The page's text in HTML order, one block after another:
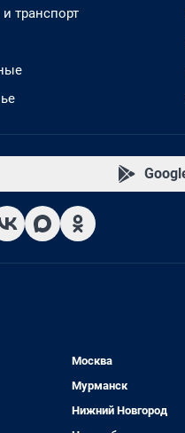
транспорт
Москва
Мурманск
Нижний Новгород